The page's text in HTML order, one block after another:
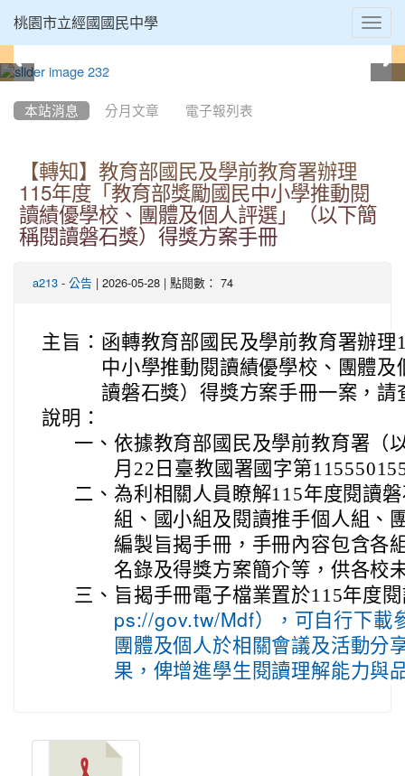
桃園市立經國國民中學
本站消息 分月文章 電子報列表
【轉知】教育部國民及學前教育署辦理
115年度「教育部獎勵國民中小學推動閱
讀績優學校、團體及個人評選」（以下簡
稱閱讀磐石獎）得獎方案手冊
a213 - 公告 | 2026-05-28 | 點閱數： 74
主旨： 函轉教育部國民及學前教育署辦
中小學推動閱讀績優學校、團體
讀磐石獎）得獎方案手冊一案，請
說明：
一、 依據教育部國民及學前教育署（
月22日臺教國署國字第
二、 為利相關人員瞭解115年度閱讀
組、國小組及閱讀推手個人組、
編製旨揭手冊，手冊內容包含各
名錄及得獎方案簡介等，供各校
三、 旨揭手冊電子檔業置於115年度
ps://gov.tw/Mdf），可自行下載
團體及個人於相關會議及活動分
果，俾增進學生閱讀理解能力與